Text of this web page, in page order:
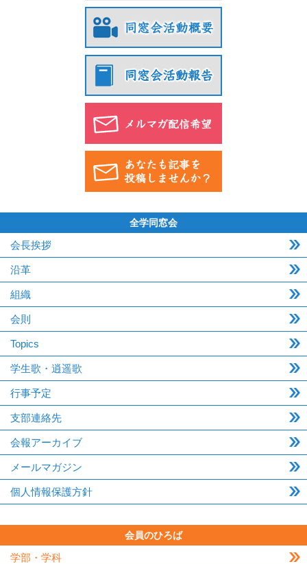
全学同窓会
会長挨拶
沿革
組織
会則
Topics
学生歌・逍遥歌
行事予定
支部連絡先
会報アーカイブ
メールマガジン
個人情報保護方針
会員のひろば
学部・学科